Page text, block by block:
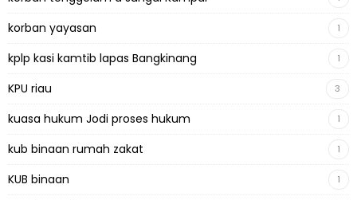
korban yayasan 1
kplp kasi kamtib lapas Bangkinang 1
KPU riau 3
kuasa hukum Jodi proses hukum 1
kub binaan rumah zakat 1
KUB binaan 1